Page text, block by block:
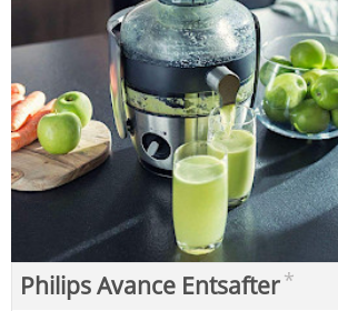
Philips Avance Entsafter*